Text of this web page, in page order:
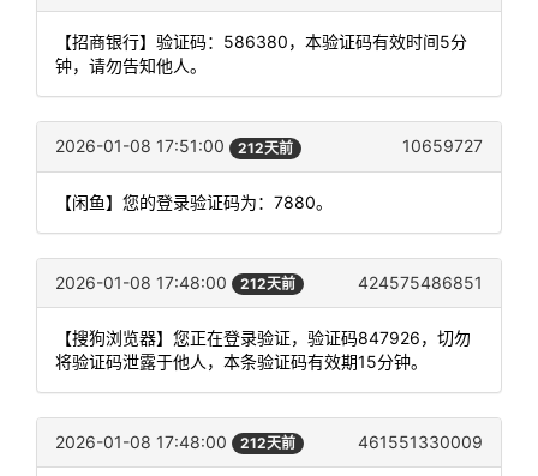
【招商银行】验证码：586380，本验证码有效时间5分
钟，请勿告知他人。
2026-01-08 17:51:00 212天前 10659727
【闲鱼】您的登录验证码为：7880。
2026-01-08 17:48:00 212天前 424575486851
【搜狗浏览器】您正在登录验证，验证码847926，切勿
将验证码泄露于他人，本条验证码有效期15分钟。
2026-01-08 17:48:00 212天前 461551330009